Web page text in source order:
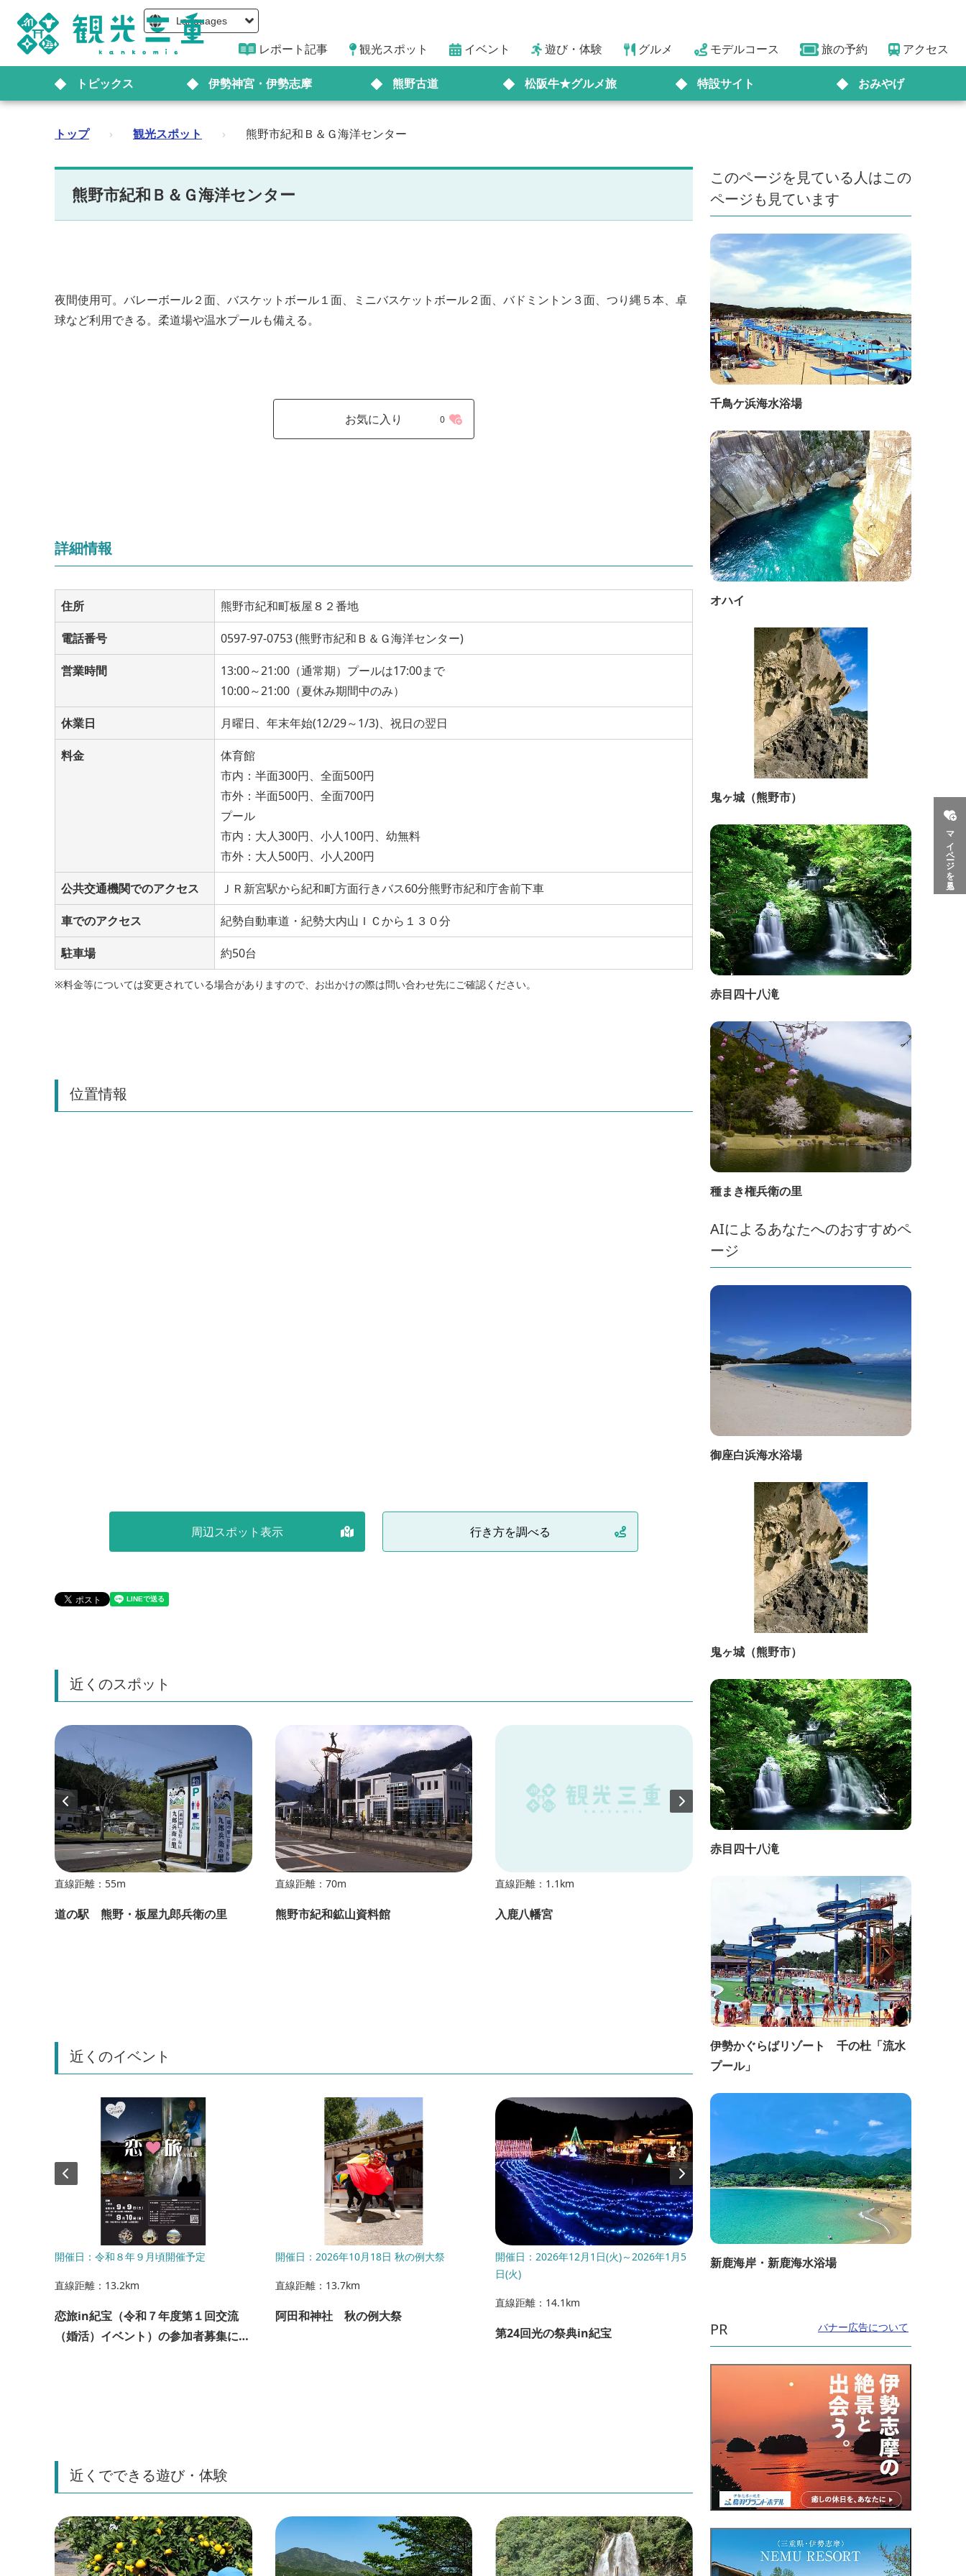
Languages
レポート記事 観光スポット イベント 遊び・体験 グルメ モデルコース 旅の予約 アクセス
トピックス 伊勢神宮・伊勢志摩 熊野古道 松阪牛★グルメ旅 特設サイト おみやげ
マイページを見る
トップ › 観光スポット › 熊野市紀和Ｂ＆Ｇ海洋センター
熊野市紀和Ｂ＆Ｇ海洋センター
夜間使用可。バレーボール２面、バスケットボール１面、ミニバスケットボール２面、バドミントン３面、つり縄５本、卓
球など利用できる。柔道場や温水プールも備える。
お気に入り 0
詳細情報
住所 熊野市紀和町板屋８２番地
電話番号 0597-97-0753 (熊野市紀和Ｂ＆Ｇ海洋センター)
営業時間
13:00～21:00（通常期）プールは17:00まで
10:00～21:00（夏休み期間中のみ）
休業日 月曜日、年末年始(12/29～1/3)、祝日の翌日
料金
体育館
市内：半面300円、全面500円
市外：半面500円、全面700円
プール
市内：大人300円、小人100円、幼無料
市外：大人500円、小人200円
公共交通機関でのアクセス ＪＲ新宮駅から紀和町方面行きバス60分熊野市紀和庁舎前下車
車でのアクセス 紀勢自動車道・紀勢大内山ＩＣから１３０分
駐車場 約50台
※料金等については変更されている場合がありますので、お出かけの際は問い合わせ先にご確認ください。
位置情報
周辺スポット表示 行き方を調べる
近くのスポット
直線距離：55m
道の駅 熊野・板屋九郎兵衛の里
直線距離：70m
熊野市紀和鉱山資料館
直線距離：1.1km
入鹿八幡宮
瀞峡観光ウォータージェット船 ※
令和7年4月10日より運行廃止
近くのイベント
開催日：令和８年９月頃開催予定
直線距離：13.2km
恋旅in紀宝（令和７年度第１回交流
（婚活）イベント）の参加者募集につ
開催日：2026年10月18日 秋の例大祭
直線距離：13.7km
阿田和神社 秋の例大祭
開催日：2026年12月1日(火)～2026年1月5
日(火)
直線距離：14.1km
第24回光の祭典in紀宝
開催日：2026年9月20日(日) 道の駅パーク
＊みえの一番星 販売会＊ 超極早生
近くでできる遊び・体験
このページを見ている人はこの
ページも見ています
千鳥ケ浜海水浴場
オハイ
鬼ヶ城（熊野市）
赤目四十八滝
種まき権兵衛の里
AIによるあなたへのおすすめペ
ージ
御座白浜海水浴場
鬼ヶ城（熊野市）
赤目四十八滝
伊勢かぐらばリゾート 千の杜「流水
プール」
新鹿海岸・新鹿海水浴場
PR バナー広告について